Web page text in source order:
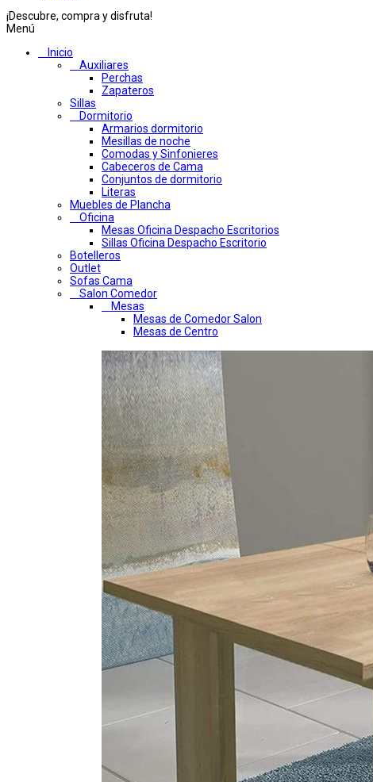
¡Descubre, compra y disfruta!
Menú
Inicio
Auxiliares
Perchas
Zapateros
Sillas
Dormitorio
Armarios dormitorio
Mesillas de noche
Comodas y Sinfonieres
Cabeceros de Cama
Conjuntos de dormitorio
Literas
Muebles de Plancha
Oficina
Mesas Oficina Despacho Escritorios
Sillas Oficina Despacho Escritorio
Botelleros
Outlet
Sofas Cama
Salon Comedor
Mesas
Mesas de Comedor Salon
Mesas de Centro